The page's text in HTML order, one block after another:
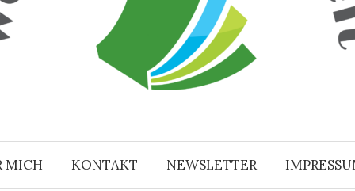
MICH KONTAKT NEWSLETTER